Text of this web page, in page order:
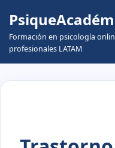
Skip
to
content
Formación en psicología
profesionales LATAM